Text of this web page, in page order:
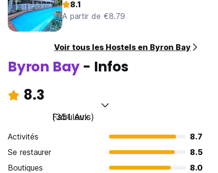
8.1
A partir de €8.79
Voir tous les Hostels en Byron Bay
Byron Bay - Infos
8.3
Fabuleux
(351 Avis)
Activités
8.7
Se restaurer
8.5
Boutiques
8.0